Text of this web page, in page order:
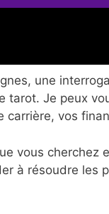
une
tarot. Je peux
carrière, vos
vous cherchez
à résoudre les